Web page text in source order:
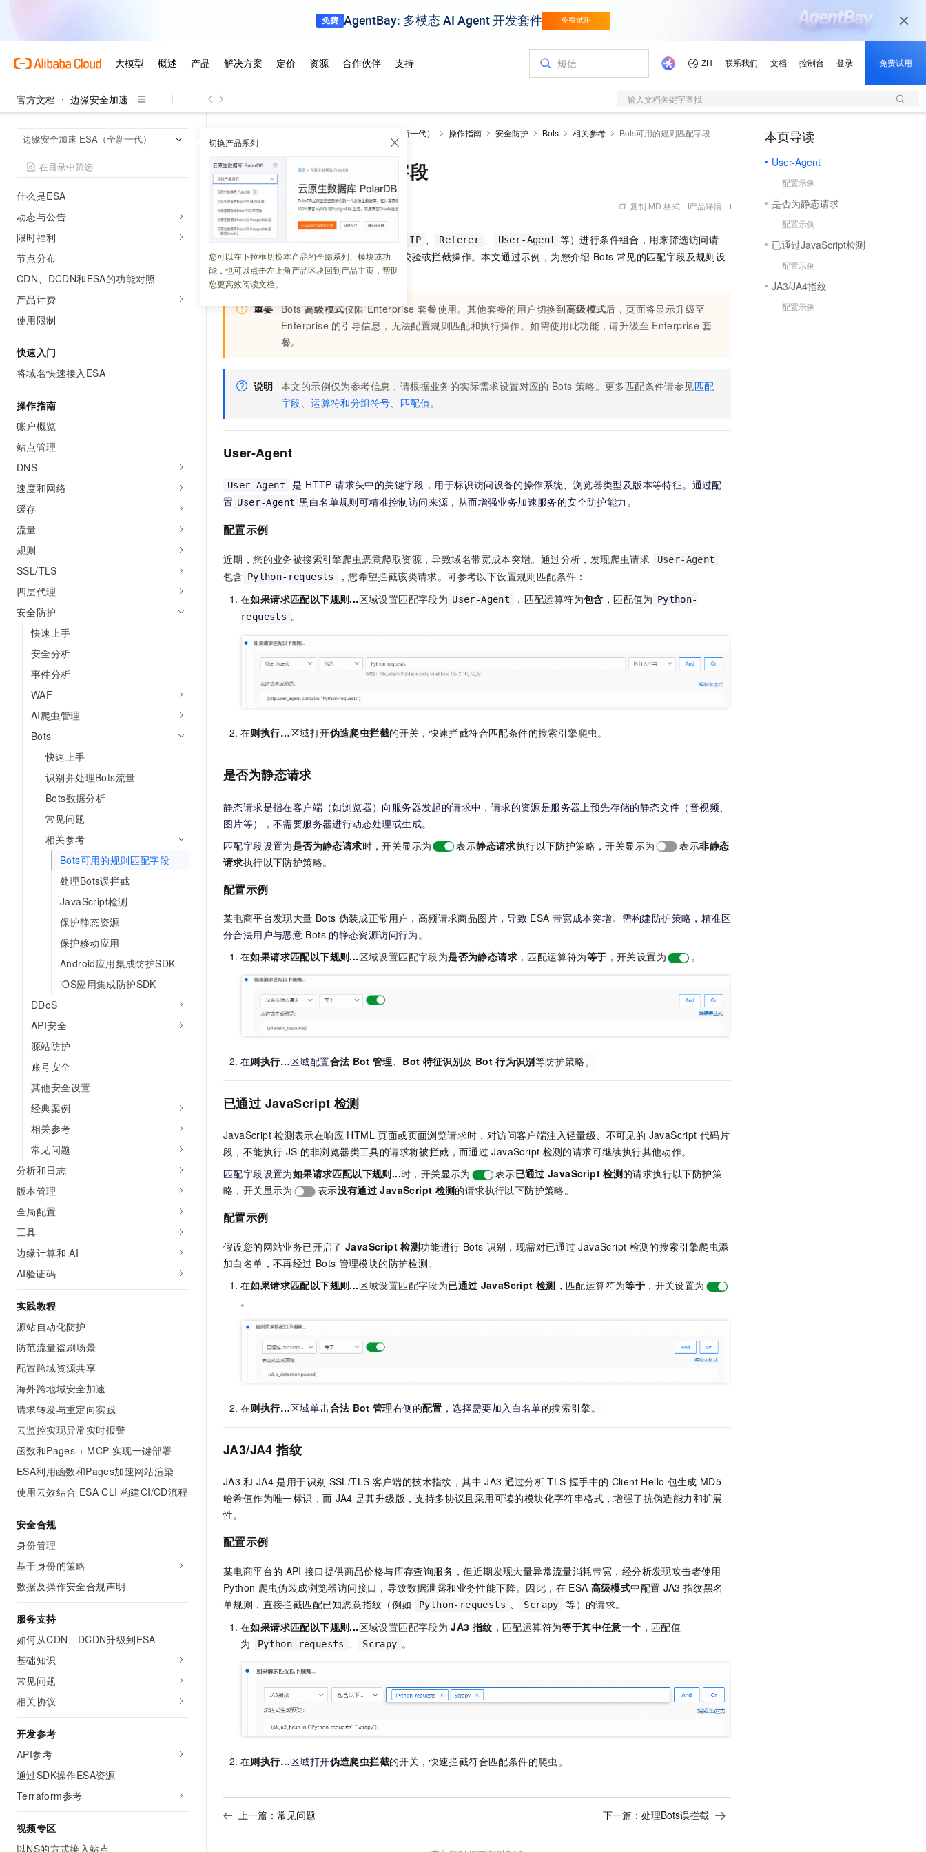
官方文档 边缘安全加速 输入文档关键字查找
边缘安全加速 ESA（全新一代） 切换产品系列
您可以在下拉框切换本产品的全部系列、模块或功
能，也可以点击左上角产品区块回到产品主页，帮助
您更高效阅读文档。
产品概述
什么是ESA
动态与公告
限时福利
节点分布
CDN、DCDN和ESA的功能对照
产品计费
使用限制
快速入门
将域名快速接入ESA
操作指南
账户概览
站点管理
DNS
速度和网络
缓存
流量
规则
SSL/TLS
四层代理
安全防护
快速上手
安全分析
事件分析
WAF
AI爬虫管理
Bots
快速上手
识别并处理Bots流量
Bots数据分析
常见问题
相关参考
Bots可用的规则匹配字段
处理Bots误拦截
JavaScript检测
保护静态资源
保护移动应用
Android应用集成防护SDK
iOS应用集成防护SDK
DDoS
API安全
源站防护
账号安全
其他安全设置
经典案例
相关参考
常见问题
分析和日志
版本管理
全局配置
工具
边缘计算和 AI
AI验证码
实践教程
源站自动化防护
防范流量盗刷场景
配置跨域资源共享
海外跨地域安全加速
请求转发与重定向实践
云监控实现异常实时报警
函数和Pages + MCP 实现一键部署
ESA利用函数和Pages加速网站渲染
使用云效结合 ESA CLI 构建CI/CD流程
安全合规
身份管理
基于身份的策略
数据及操作安全合规声明
服务支持
如何从CDN、DCDN升级到ESA
基础知识
常见问题
相关协议
开发参考
API参考
通过SDK操作ESA资源
Terraform参考
视频专区
以NS的方式接入站点
边缘安全加速 ESA（全新一代） 操作指南 安全防护 Bots 相关参考 Bots可用的规则匹配字段
Bots可用的规则匹配字段
更新时间： 2026-06-15 08:22:21 复制 MD 格式 产品详情
Bots IP 、 Referer 、 User-Agent 等）进行条件组合，用来筛选访问请
求，并对命中条件的请求设置观察、滑块校验或拦截操作。本文通过示例，为您介绍 Bots 常见的匹配字段及规则设
置方法。
重要 Bots高级模式仅限 Enterprise 套餐使用。其他套餐的用户切换到高级模式后，页面将显示升级至
Enterprise 的引导信息，无法配置规则匹配和执行操作。如需使用此功能，请升级至 Enterprise 套
餐。
说明 本文的示例仅为参考信息，请根据业务的实际需求设置对应的 Bots 策略。更多匹配条件请参见匹配
字段、运算符和分组符号、 匹配值。
User-Agent
User-Agent
是 HTTP 请求头中的关键字段，用于标识访问设备的操作系统、浏览器类型及版本等特征。通过配
置 User-Agent 黑白名单规则可精准控制访问来源，从而增强业务加速服务的安全防护能力。
配置示例
近期，您的业务被搜索引擎爬虫恶意爬取资源，导致域名带宽成本突增。通过分析，发现爬虫请求 User-Agent
包含 Python-requests
，您希望拦截该类请求。可参考以下设置规则匹配条件：
在如果请求匹配以下规则...区域设置匹配字段为 User-Agent ，匹配运算符为包含 ，匹配值为 Python-
requests 。
在则执行…区域打开伪造爬虫拦截的开关，快速拦截符合匹配条件的搜索引擎爬虫。
是否为静态请求
静态请求是指在客户端（如浏览器）向服务器发起的请求中，请求的资源是服务器上预先存储的静态文件（音视频、
图片等），不需要服务器进行动态处理或生成。
匹配字段设置为是否为静态请求时，开关显示为 表示静态请求执行以下防护策略，开关显示为 表示非静态
请求执行以下防护策略。
配置示例
某电商平台发现大量 Bots 伪装成正常用户，高频请求商品图片，导致 ESA 带宽成本突增。需构建防护策略，精准区
分合法用户与恶意 Bots 的静态资源访问行为。
在如果请求匹配以下规则...区域设置匹配字段为是否为静态请求 ，匹配运算符为等于 ，开关设置为 。
在则执行…区域配置合法 Bot 管理、 Bot 特征识别及 Bot 行为识别等防护策略。
已通过 JavaScript 检测
JavaScript 检测表示在响应 HTML 页面或页面浏览请求时，对访问客户端注入轻量级、不可见的 JavaScript 代码片
段， 不能执行 JS 的非浏览器类工具的请求将被拦截，而通过 JavaScript 检测的请求可继续执行其他动作。
匹配字段设置为如果请求匹配以下规则...时，开关显示为 表示已通过 JavaScript 检测的请求执行以下防护策
略，开关显示为
表示没有通过 JavaScript 检测的请求执行以下防护策略。
配置示例
假设您的网站业务已开启了 JavaScript 检测功能进行 Bots 识别，现需对已通过 JavaScript 检测的搜索引擎爬虫添
加白名单，不再经过 Bots 管理模块的防护检测。
在如果请求匹配以下规则...区域设置匹配字段为已通过 JavaScript 检测 ，匹配运算符为等于 ，开关设置为
。
在则执行…区域单击合法 Bot 管理右侧的配置 ，选择需要加入白名单的搜索引擎。
JA3/JA4 指纹
JA3 和 JA4 是用于识别 SSL/TLS 客户端的技术指纹，其中 JA3 通过分析 TLS 握手中的 Client Hello 包生成 MD5
哈希值作为唯一标识，而 JA4 是其升级版，支持多协议且采用可读的模块化字符串格式，增强了抗伪造能力和扩展
性。
配置示例
某电商平台的 API 接口提供商品价格与库存查询服务，但近期发现大量异常流量消耗带宽，经分析发现攻击者使用
Python 爬虫伪装成浏览器访问接口，导致数据泄露和业务性能下降。因此，在 ESA 高级模式中配置 JA3 指纹黑名
单规则，直接拦截匹配已知恶意指纹（例如
Python-requests 、 Scrapy
等）的请求。
在如果请求匹配以下规则...区域设置匹配字段为 JA3 指纹 ，匹配运算符为等于其中任意一个 ，匹配值
为
Python-requests 、 Scrapy 。
在则执行…区域打开伪造爬虫拦截的开关，快速拦截符合匹配条件的爬虫。
上一篇： 常见问题 下一篇： 处理Bots误拦截
本页导读
User-Agent
配置示例
是否为静态请求
配置示例
已通过JavaScript检测
配置示例
JA3/JA4指纹
配置示例